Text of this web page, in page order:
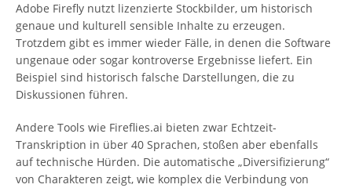
Adobe Firefly nutzt lizenzierte Stockbilder, um historisch
genaue und kulturell sensible Inhalte zu erzeugen.
Trotzdem gibt es immer wieder Fälle, in denen die Software
ungenaue oder sogar kontroverse Ergebnisse liefert. Ein
Beispiel sind historisch falsche Darstellungen, die zu
Diskussionen führen.
Andere Tools wie Fireflies.ai bieten zwar Echtzeit-
Transkription in über 40 Sprachen, stoßen aber ebenfalls
auf technische Hürden. Die automatische „Diversifizierung“
von Charakteren zeigt, wie komplex die Verbindung von